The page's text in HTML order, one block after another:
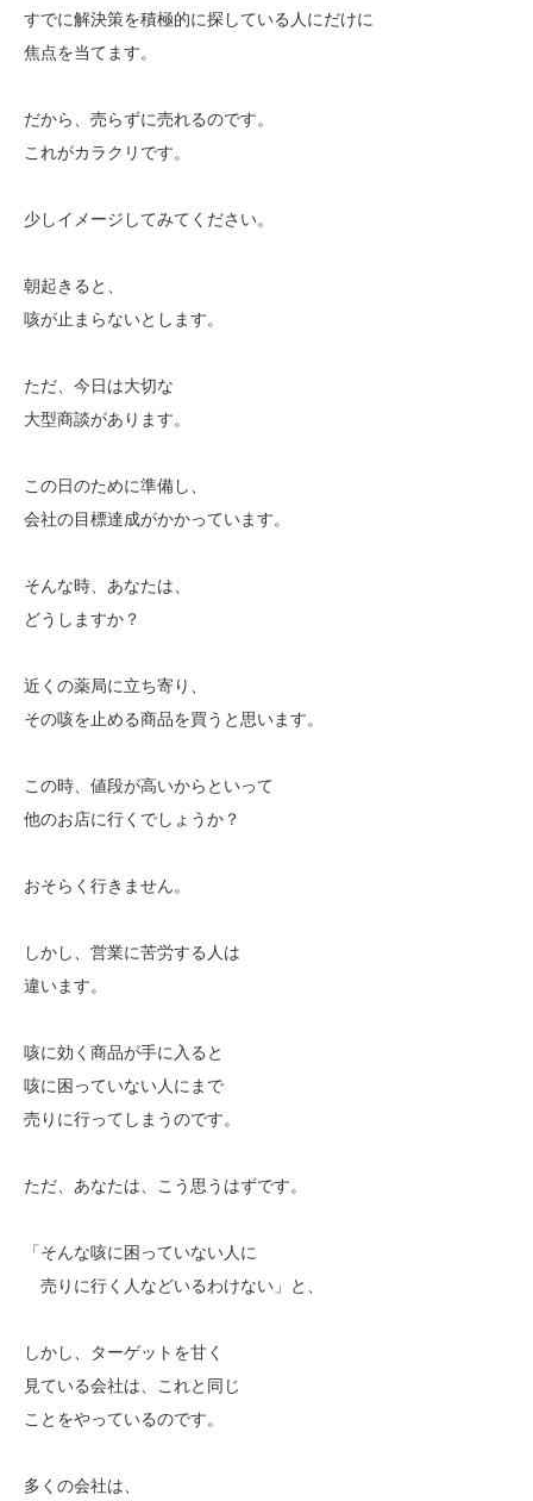
すでに解決策を積極的に探している人にだけに
焦点を当てます。
だから、売らずに売れるのです。
これがカラクリです。
少しイメージしてみてください。
朝起きると、
咳が止まらないとします。
ただ、今日は大切な
大型商談があります。
この日のために準備し、
会社の目標達成がかかっています。
そんな時、あなたは、
どうしますか？
近くの薬局に立ち寄り、
その咳を止める商品を買うと思います。
この時、値段が高いからといって
他のお店に行くでしょうか？
おそらく行きません。
しかし、営業に苦労する人は
違います。
咳に効く商品が手に入ると
咳に困っていない人にまで
売りに行ってしまうのです。
ただ、あなたは、こう思うはずです。
「そんな咳に困っていない人に
売りに行く人などいるわけない」と、
しかし、ターゲットを甘く
見ている会社は、これと同じ
ことをやっているのです。
多くの会社は、